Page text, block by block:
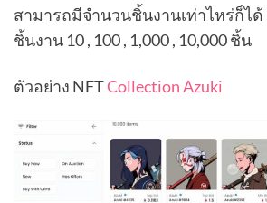
สามารถมีจำนวนชิ้นงานเท่าไหร่ก็ได้
ชิ้นงาน 10 , 100 , 1,000 , 10,000 ชิ้น
ตัวอย่าง NFTCollection Azuki